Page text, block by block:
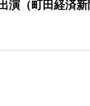
演（町田経済新